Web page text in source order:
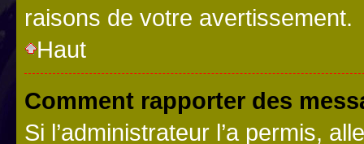
raisons de votre avertissement.
Haut
Comment rapporter des
Si l’administrateur l’a permis,